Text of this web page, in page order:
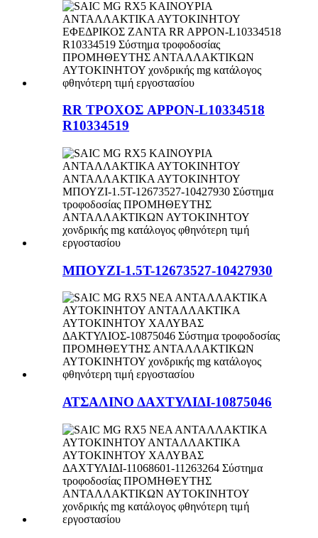
RR ΤΡΟΧΟΣ APPON-L10334518
R10334519
ΜΠΟΥΖΙ-1.5T-12673527-10427930
ΑΤΣΑΛΙΝΟ ΔΑΧΤΥΛΙΔΙ-10875046